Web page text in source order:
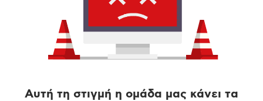
Αυτή τη στιγμή η ομάδα μας κάνει τα